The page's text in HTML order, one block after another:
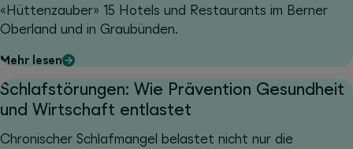
«Hüttenzauber» 15 Hotels und Restaurants im Berner
Oberland und in Graubünden.
Mehr lesen
Schlafstörungen: Wie Prävention Gesundheit
und Wirtschaft entlastet
Chronischer Schlafmangel belastet nicht nur die